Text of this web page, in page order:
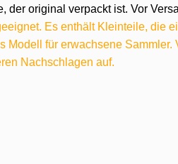
der original verpackt ist. Vor
Es enthält Kleinteile,
Modell für erwachsene
Nachschlagen auf.